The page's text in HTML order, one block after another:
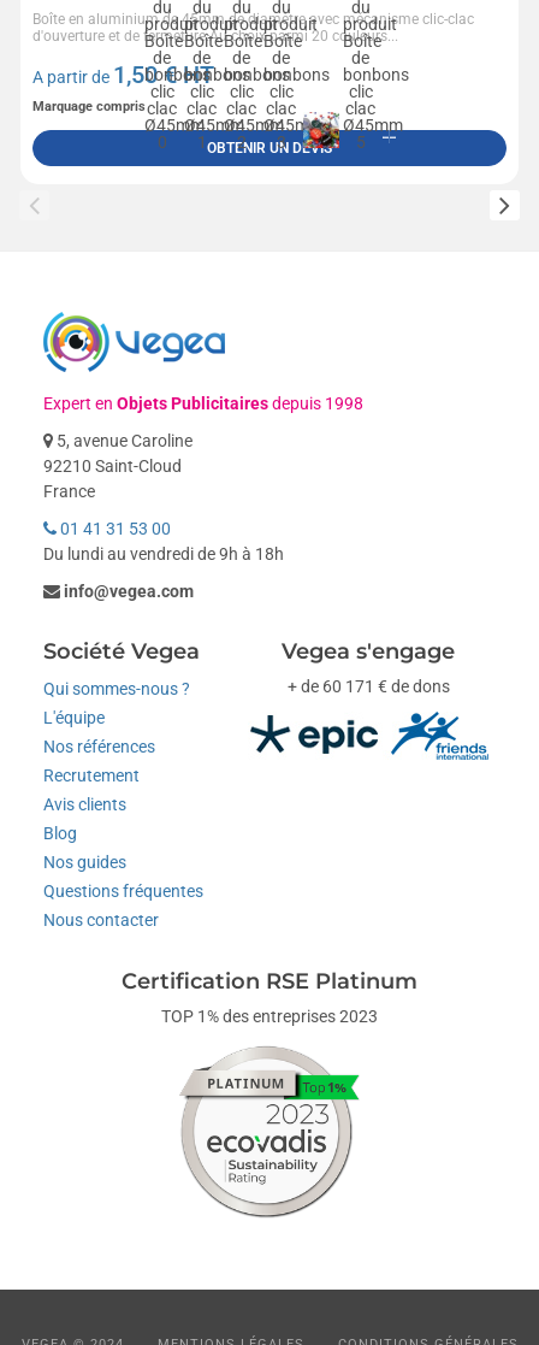
Boîte en aluminium de 45mm de diamètre avec mécanisme clic-clac
d'ouverture et de fermeture.Au choix parmi 20 couleurs...
A partir de 1,50€ HT
Marquage compris
OBTENIR UN DEVIS
Expert enObjets Publicitairesdepuis 1998
5, avenue Caroline
92210 Saint-Cloud
France
01 41 31 53 00
Du lundi au vendredi de 9h à 18h
info@vegea.com
Société Vegea
Qui sommes-nous ?
L'équipe
Nos références
Recrutement
Avis clients
Blog
Nos guides
Questions fréquentes
Nous contacter
Vegea s'engage
+ de 60 171 € de dons
Certification RSE Platinum
TOP 1% des entreprises 2023